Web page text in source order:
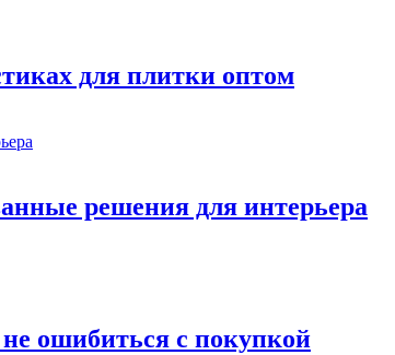
для плитки оптом
решения для интерьера
ошибиться с покупкой